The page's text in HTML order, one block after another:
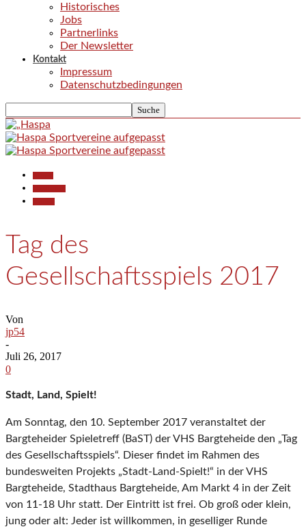
Historisches
Jobs
Partnerlinks
Der Newsletter
Kontakt
Impressum
Datenschutzbedingungen
Tag des
Gesellschaftsspiels 2017
Von
jp54
-
Juli 26, 2017
0
Stadt, Land, Spielt!
Am Sonntag, den 10. September 2017 veranstaltet der
Bargteheider Spieletreff (BaST) der VHS Bargteheide den „Tag
des Gesellschaftsspiels“. Dieser findet im Rahmen des
bundesweiten Projekts „Stadt-Land-Spielt!“ in der VHS
Bargteheide, Stadthaus Bargteheide, Am Markt 4 in der Zeit
von 11-18 Uhr statt. Der Eintritt ist frei. Ob groß oder klein,
jung oder alt: Jeder ist willkommen, in geselliger Runde